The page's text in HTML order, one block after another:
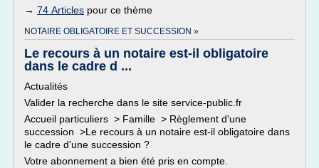
→ 74 Articles pour ce thème
NOTAIRE OBLIGATOIRE ET SUCCESSION »
Le recours à un notaire est-il obligatoire
dans le cadre d ...
Actualités
Valider la recherche dans le site service-public.fr
Accueil particuliers > Famille > Règlement d'une
succession >Le recours à un notaire est-il obligatoire dans
le cadre d'une succession ?
Votre abonnement a bien été pris en compte.